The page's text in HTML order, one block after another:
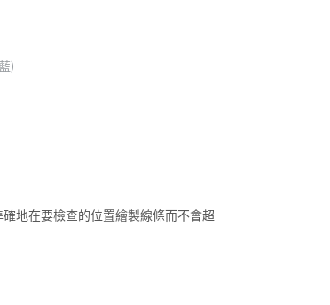
)
地在要檢查的位置繪製線條而不會超